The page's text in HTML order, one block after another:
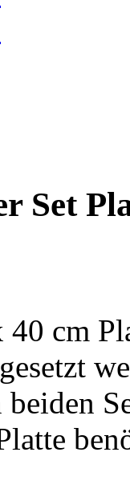
Set
40 cm